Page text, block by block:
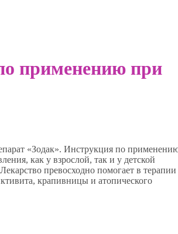
применению при
«Зодак». Инструкция по
как у взрослой, так и у детской
превосходно помогает в терапии
крапивницы и атопического